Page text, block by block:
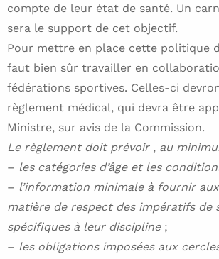
compte de leur état de santé. Un
sera le support de cet objectif.
Pour mettre en place cette politique
faut bien sûr travailler en
fédérations sportives. Celles-ci
règlement médical, qui devra être
Ministre, sur avis de la Commission.
Le règlement doit prévoir , au
– les catégories d’âge et les
– l’information minimale à fournir
matière de respect des impératifs de
spécifiques à leur discipline ;
– les obligations imposées aux